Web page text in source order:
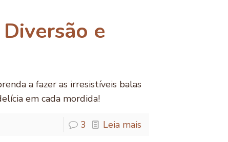
e
a fazer as irresistíveis balas
em cada mordida!
3 Leia mais